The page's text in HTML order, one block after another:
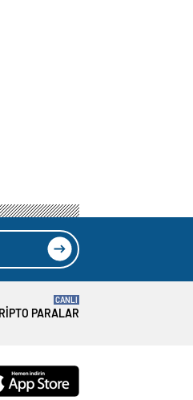
PARALAR
CANLI